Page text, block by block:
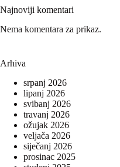
Najnoviji komentari
Nema komentara za prikaz.
Arhiva
srpanj 2026
lipanj 2026
svibanj 2026
travanj 2026
ožujak 2026
veljača 2026
siječanj 2026
prosinac 2025